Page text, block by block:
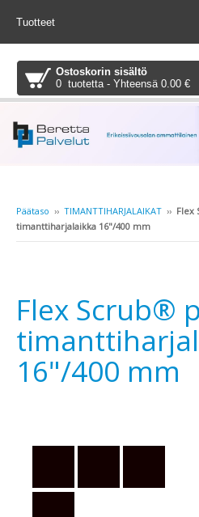
Tuotteet
Ostoskorin sisältö
0 tuotetta - Yhteensä 0.00 €
Päätaso ›› TIMANTTIHARJALAIKAT ›› Flex
timanttiharjalaikka 16"/400 mm
Flex Scrub®
16"/400 mm